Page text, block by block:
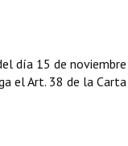
día 15 de
el Art. 38 de la Carta